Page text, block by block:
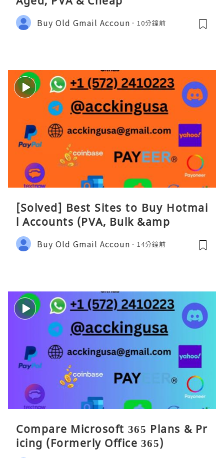
Buy Old Gmail Accoun 10分鐘前
[Solved] Best Sites to Buy Hotmai
l Accounts (PVA, Bulk &amp
Buy Old Gmail Accoun 14分鐘前
Compare Microsoft 365 Plans & Pr
icing (Formerly Office 365)